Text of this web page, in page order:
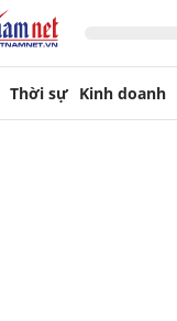
Thời sự Kinh doanh